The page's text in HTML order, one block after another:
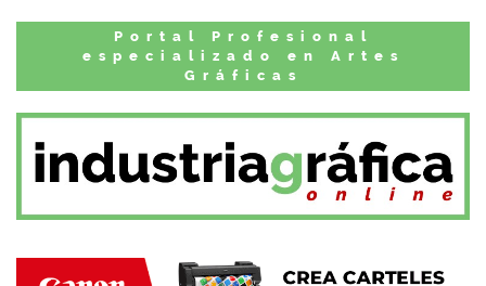
Portal Profesional
especializado en Artes
Gráficas